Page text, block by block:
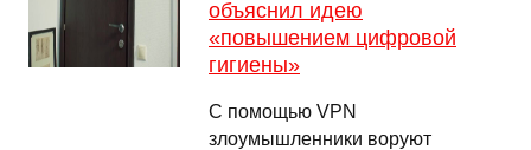
объяснил идею
«повышением цифровой
гигиены»
С помощью VPN
злоумышленники воруют